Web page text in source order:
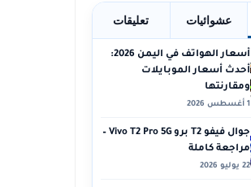
عشوائيات تعليقات
أسعار الهواتف في اليمن 2026:
أحدث أسعار الموبايلات
ومقارنتها
1 أغسطس 2026
جوال فيفو T2 برو Vivo T2 Pro 5G –
مراجعة كاملة
22 يوليو 2026